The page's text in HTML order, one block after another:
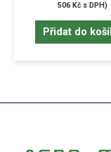
506 Kčs DPH)
Přidat do